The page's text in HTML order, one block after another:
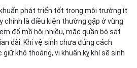
khuẩn phát triển tốt trong môi trường ít
chính là điều kiện thường gặp ở vùng
đổ mồ hôi nhiều, mặc quần bó sát
dài. Khi vệ sinh chưa đúng cách
khô thoáng, vi khuẩn kỵ khí sẽ sinh